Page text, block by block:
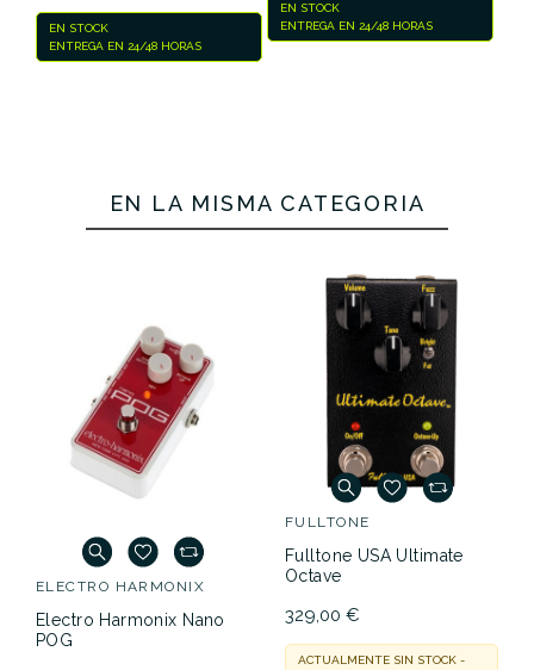
EN STOCK
ENTREGA EN 24/48 HORAS
EN STOCK
ENTREGA EN 24/48 HORAS
EN LA MISMA CATEGORÍA
ELECTRO HARMONIX
Electro Harmonix Nano
POG
FULLTONE
Fulltone USA Ultimate
Octave
329,00 €
ACTUALMENTE SIN STOCK -